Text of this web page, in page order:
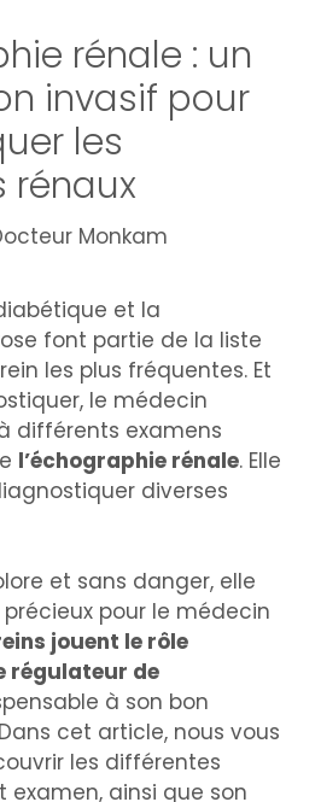
rénale : un
invasif pour
les
rénaux
Monkam
et la
font partie de la liste
les plus fréquentes. Et
le médecin
différents examens
l’échographie rénale. Elle
diverses
et sans danger, elle
pour le médecin
jouent le rôle
régulateur de
à son bon
cet article, nous vous
les différentes
ainsi que son